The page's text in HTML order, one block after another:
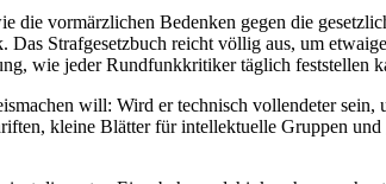
die vormärzlichen Bedenken gegen die
Strafgesetzbuch reicht völlig aus, um
wie jeder Rundfunkkritiker täglich feststellen
will: Wird er technisch vollendeter
kleine Blätter für intellektuelle Gruppen